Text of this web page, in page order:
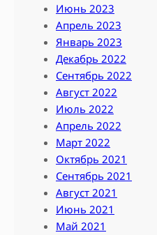
Июнь 2023
Апрель 2023
Январь 2023
Декабрь 2022
Сентябрь 2022
Август 2022
Июль 2022
Апрель 2022
Март 2022
Октябрь 2021
Сентябрь 2021
Август 2021
Июнь 2021
Май 2021